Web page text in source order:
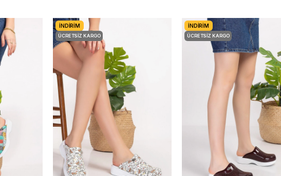
İNDIRIM
ÜCRETSIZ KARGO
İNDIRIM
ÜCRETSIZ KARGO